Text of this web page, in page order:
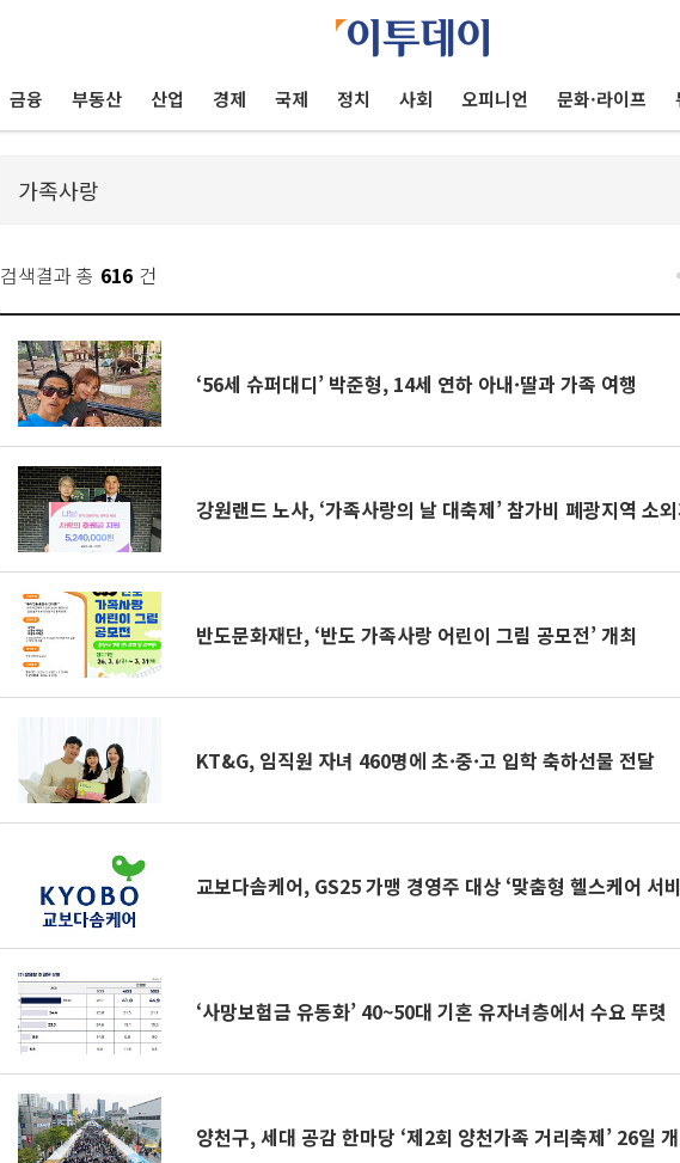
금융 부동산 산업 경제 국제 정치 사회 오피니언 문화·라이프
검색결과 총 616 건
‘56세 슈퍼대디’ 박준형, 14세 연하 아내·딸과 가족 여행
강원랜드 노사, ‘가족사랑의 날 대축제’ 참가비 폐광지역 소
반도문화재단, ‘반도 가족사랑 어린이 그림 공모전’ 개최
KT&G, 임직원 자녀 460명에 초·중·고 입학 축하선물 전달
교보다솜케어, GS25 가맹 경영주 대상 ‘맞춤형 헬스케어 서
‘사망보험금 유동화’ 40~50대 기혼 유자녀층에서 수요 뚜렷
양천구, 세대 공감 한마당 ‘제2회 양천가족 거리축제’ 26일